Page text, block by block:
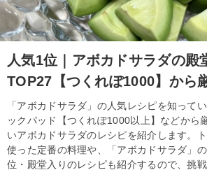
人気1位｜アボカドサラダの殿
TOP27【つくれぽ1000】から
「アボカドサラダ」の人気レシピを知って
ックパッド【つくれぽ1000以上】などから
いアボカドサラダのレシピを紹介します。
使った定番の料理や、「アボカドサラダ」
位・殿堂入りのレシピも紹介するので、挑戦